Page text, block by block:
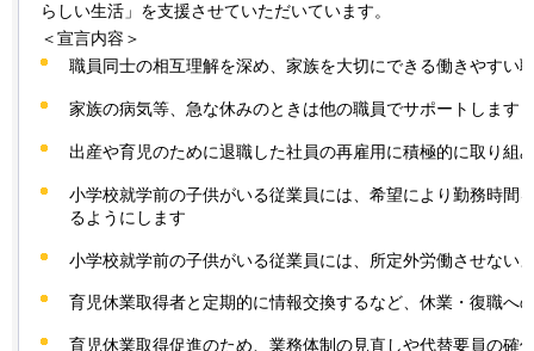
らしい生活」を支援させていただいています。
＜宣言内容＞
職員同士の相互理解を深め、家族を大切にできる働きやすい
家族の病気等、急な休みのときは他の職員でサポートします
出産や育児のために退職した社員の再雇用に積極的に取り組
小学校就学前の子供がいる従業員には、希望により勤務時間
るようにします
小学校就学前の子供がいる従業員には、所定外労働させない
育児休業取得者と定期的に情報交換するなど、休業・復職へ
育児休業取得促進のため、業務体制の見直しや代替要員の確